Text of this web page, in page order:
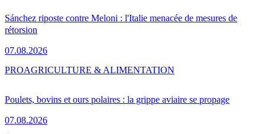
Sánchez riposte contre Meloni : l'Italie menacée de mesures de
rétorsion
07.08.2026
Poulets, bovins et ours polaires : la grippe aviaire se propage
07.08.2026
PROAGRICULTURE & ALIMENTATION